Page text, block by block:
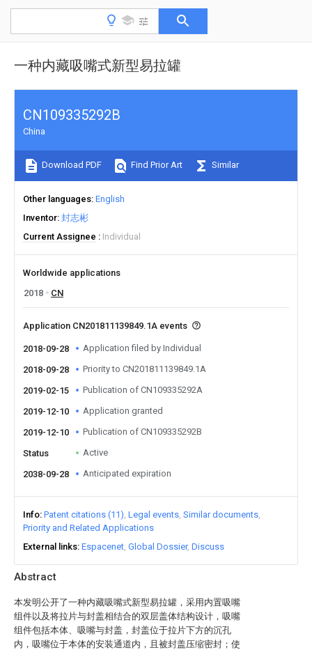
一种内藏吸嘴式新型易拉罐
Abstract
本发明公开了一种内藏吸嘴式新型易拉罐，采用内置吸嘴
组件以及将拉片与封盖相结合的双层盖体结构设计，吸嘴
组件包括本体、吸嘴与封盖，封盖位于拉片下方的沉孔
内，吸嘴位于本体的安装通道内，且被封盖压缩密封；使
CN109335292B
China
Download PDF Find Prior Art Similar
Other languages English
Inventor 封志彬
Current Assignee
Individual
Worldwide applications
2018
CN
Application CN201811139849.1A events
2018-09-28 Application filed by Individual
2018-09-28 Priority to CN201811139849.1A
2019-02-15 Publication of CN109335292A
2019-12-10 Application granted
2019-12-10 Publication of CN109335292B
Status Active
2038-09-28 Anticipated expiration
Info Patent citations (11) Legal events Similar documents
Priority and Related Applications
External links Espacenet Global Dossier Discuss